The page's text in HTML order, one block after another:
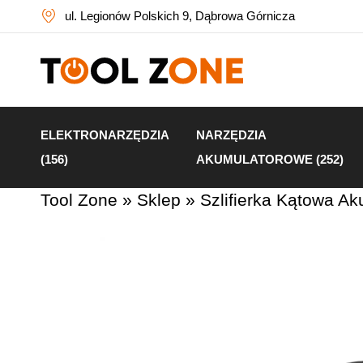
ul. Legionów Polskich 9, Dąbrowa Górnicza
ELEKTRONARZĘDZIA
(156)
NARZĘDZIA
AKUMULATOROWE (252)
Tool Zone » Sklep » Szlifierka Kątowa